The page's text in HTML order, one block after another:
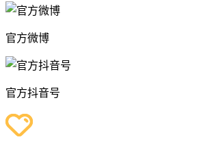
官方微博
官方抖音号